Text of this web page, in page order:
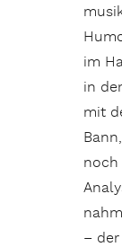
im
in
mit
noch
–